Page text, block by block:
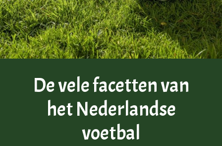
De vele facetten van
het Nederlandse
voetbal